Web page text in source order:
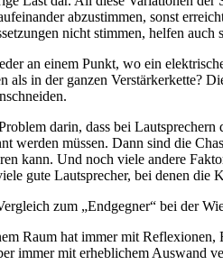
abzustimmen, sonst
nicht stimmen, helfen
an einem Punkt, wo ein
als in der ganzen Verstärkerkette?
darin, dass bei
werden müssen. Dann sind die
kann. Und noch viele andere
gute Lautsprecher, bei denen die
zum „Endgegner“ bei der
Raum hat immer mit
immer mit erheblichem Auswand